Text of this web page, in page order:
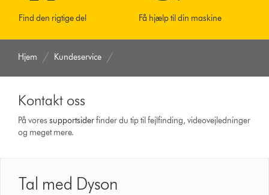
Find den rigtige del Få hjælp til din maskine
Hjem Kundeservice
Kontakt oss
På voressupport­siderfinder du tip til fejlfinding, video­vejledninger
og meget mere.
Tal med Dyson